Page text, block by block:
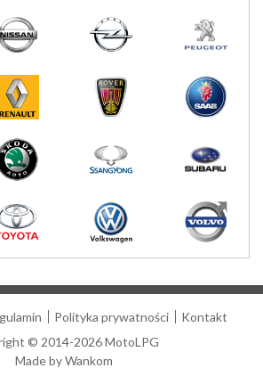
Polityka prywatności
Kontakt
© 2014-2026 MotoLPG
Made byWankom